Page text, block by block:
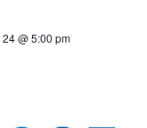
@ 5:00 pm